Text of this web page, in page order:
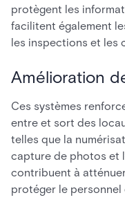
protègent les
facilitent également
les inspections et les
Amélioration
Ces systèmes
entre et sort des
telles que la
capture de photos et
contribuent à
protéger le